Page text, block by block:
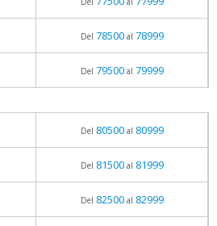
Del 78500al 78999
Del 79500al 79999
Del 80500al 80999
Del 81500al 81999
Del 82500al 82999